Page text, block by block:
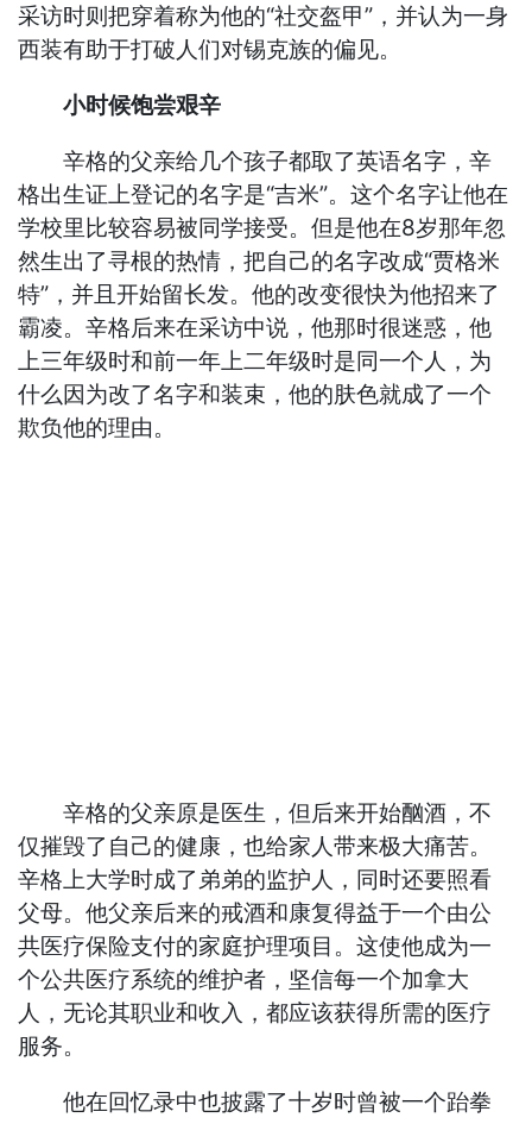
采访时则把穿着称为他的“社交盔甲”，并认为一身
西装有助于打破人们对锡克族的偏见。
小时候饱尝艰辛
辛格的父亲给几个孩子都取了英语名字，辛
格出生证上登记的名字是“吉米”。这个名字让他在
学校里比较容易被同学接受。但是他在8岁那年忽
然生出了寻根的热情，把自己的名字改成“贾格米
特”，并且开始留长发。他的改变很快为他招来了
霸凌。辛格后来在采访中说，他那时很迷惑，他
上三年级时和前一年上二年级时是同一个人，为
什么因为改了名字和装束，他的肤色就成了一个
欺负他的理由。
辛格的父亲原是医生，但后来开始酗酒，不
仅摧毁了自己的健康，也给家人带来极大痛苦。
辛格上大学时成了弟弟的监护人，同时还要照看
父母。他父亲后来的戒酒和康复得益于一个由公
共医疗保险支付的家庭护理项目。这使他成为一
个公共医疗系统的维护者，坚信每一个加拿大
人，无论其职业和收入，都应该获得所需的医疗
服务。
他在回忆录中也披露了十岁时曾被一个跆拳